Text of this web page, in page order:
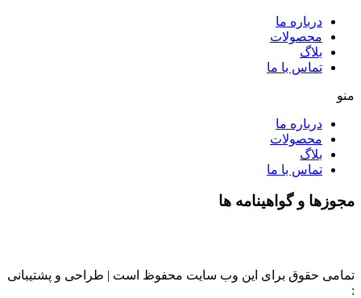
درباره ما
محصولات
بلاگ
تماس با ما
منو
درباره ما
محصولات
بلاگ
تماس با ما
مجوزها و گواهینامه ها
تمامی حقوق برای این وب سایت محفوظ است | طراحی و پشتیبانی
: